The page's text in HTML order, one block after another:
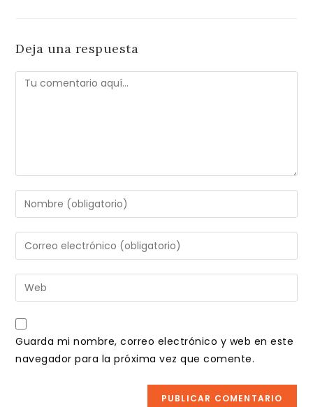
Deja una respuesta
Comentario
Introduce
tu
nombre
de
usuario
para
comentar
Introduce
tu
dirección
de
electrónico
para
comentar
Introduce
la
URL
de
Guarda mi nombre, correo electrónico y web en este
navegador para la próxima vez que comente.